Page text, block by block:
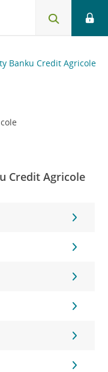
Banku Credit Agricole
Credit Agricole